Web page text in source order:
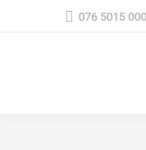
076 5015 000